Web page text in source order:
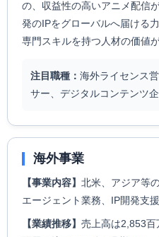
の、収益性の高いアニメ配信
発のIPをグローバルへ届ける
専門スキルを持つ人材の価値
注目職種： 海外ライセンス
サー、デジタルコンテンツ
海外事業
【事業内容】 北米、アジア等
エージェント業務、IP開発支援
【業績推移】 売上高は2,853